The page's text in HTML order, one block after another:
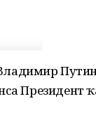
Владимир
Президент